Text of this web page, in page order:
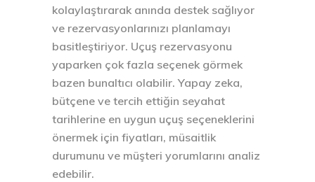
kolaylaştırarak anında destek sağlıyor
ve rezervasyonlarınızı planlamayı
basitleştiriyor. Uçuş rezervasyonu
yaparken çok fazla seçenek görmek
bazen bunaltıcı olabilir. Yapay zeka,
bütçene ve tercih ettiğin seyahat
tarihlerine en uygun uçuş seçeneklerini
önermek için fiyatları, müsaitlik
durumunu ve müşteri yorumlarını analiz
edebilir.